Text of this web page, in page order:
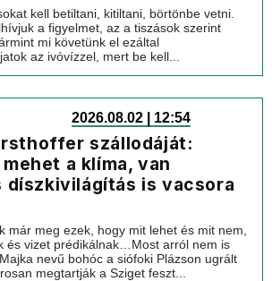
kell betiltani, kitiltani, börtönbe vetni.
a figyelmet, az a tiszások szerint
mi követünk el ezáltal
az ivóvízzel, mert be kell...
2026.08.02 | 12:54
szállodáját:
a klíma, van
díszkivilágítás is vacsora
már meg ezek, hogy mit lehet és mit nem,
és vizet prédikálnak…Most arról nem is
nevű bohóc a siófoki Plázson ugrált
megtartják a Sziget feszt...